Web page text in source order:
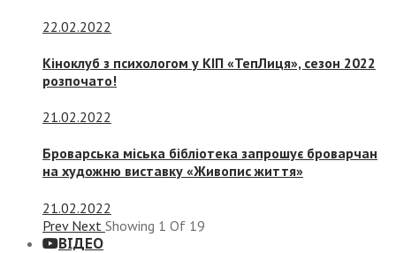
22.02.2022
Кіноклуб з психологом у КІП «ТепЛиця», сезон 2022
розпочато!
21.02.2022
Броварська міська бібліотека запрошує броварчан
на художню виставку «Живопис життя»
21.02.2022
Prev Next Showing 1 Of 19
ВІДЕО